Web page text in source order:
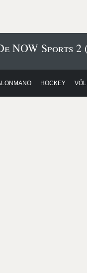
NOW Sports 2
HOCKEY